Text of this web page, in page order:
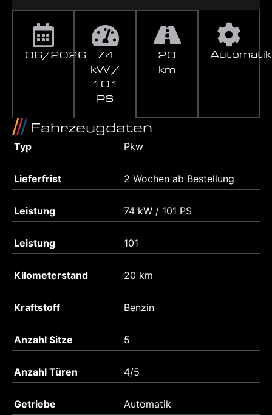
06/2026
74
kW /
101
PS
20
km
Automatik
Fahrzeugdaten
Typ Pkw
Lieferfrist 2 Wochen ab Bestellung
Leistung 74 kW / 101 PS
Leistung 101
Kilometerstand 20 km
Kraftstoff Benzin
Anzahl Sitze 5
Anzahl Türen 4/5
Getriebe Automatik